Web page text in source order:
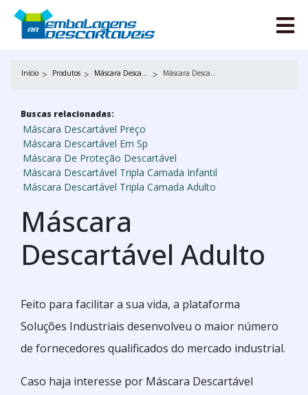
Início Produtos Máscara Descartável Máscara Descartável Adulto
Buscas relacionadas:
Máscara Descartável Preço
Máscara Descartável Em Sp
Máscara De Proteção Descartável
Máscara Descartável Tripla Camada Infantil
Máscara Descartável Tripla Camada Adulto
Máscara
Descartável Adulto
Feito para facilitar a sua vida, a plataforma
Soluções Industriais desenvolveu o maior número
de fornecedores qualificados do mercado industrial.
Caso haja interesse por Máscara Descartável